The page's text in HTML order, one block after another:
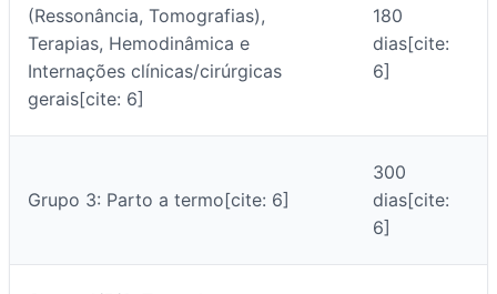
(Ressonância, Tomografias),
Terapias, Hemodinâmica e
Internações clínicas/cirúrgicas
gerais[cite: 6]
180
dias[cite:
6]
Grupo 3: Parto a termo[cite: 6]
300
dias[cite:
6]